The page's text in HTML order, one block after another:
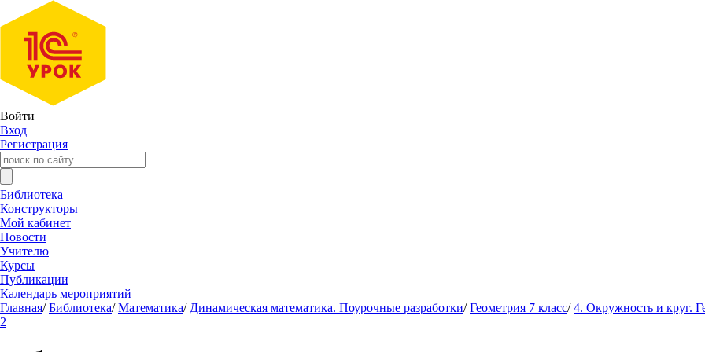
Войти
Вход
Регистрация
Библиотека
Конструкторы
Мой кабинет
Новости
Учителю
Курсы
Публикации
Календарь мероприятий
Главная/ Библиотека/ Математика/ Динамическая математика. Поурочные разработки/ Геометрия 7 класс/ 4. Окружность и круг.
2